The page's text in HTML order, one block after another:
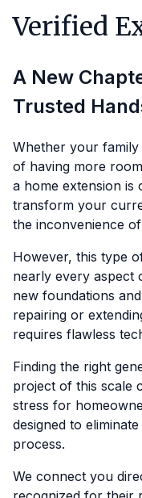
Verified
A New
Trusted
Whether your
of having more
a home extension is
transform your
the inconvenience
However, this type
nearly every aspect
new foundations
repairing or
requires flawless
Finding the right
project of this scale
stress for
designed to
process.
We connect you